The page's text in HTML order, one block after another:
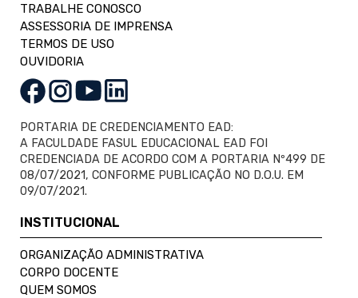
TRABALHE CONOSCO
ASSESSORIA DE IMPRENSA
TERMOS DE USO
OUVIDORIA
PORTARIA DE CREDENCIAMENTO EAD:
A FACULDADE FASUL EDUCACIONAL EAD FOI
CREDENCIADA DE ACORDO COM A PORTARIA Nº499 DE
08/07/2021, CONFORME PUBLICAÇÃO NO D.O.U. EM
09/07/2021.
INSTITUCIONAL
ORGANIZAÇÃO ADMINISTRATIVA
CORPO DOCENTE
QUEM SOMOS